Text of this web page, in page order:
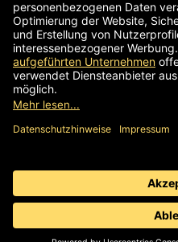
Impressum AGB
© 2026 mey